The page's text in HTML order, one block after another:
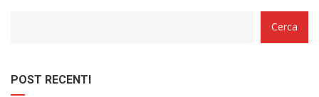
Cerca
POST RECENTI